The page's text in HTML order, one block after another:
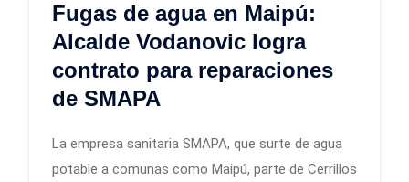
Fugas de agua en Maipú:
Alcalde Vodanovic logra
contrato para reparaciones
de SMAPA
La empresa sanitaria SMAPA, que surte de agua
potable a comunas como Maipú, parte de Cerrillos